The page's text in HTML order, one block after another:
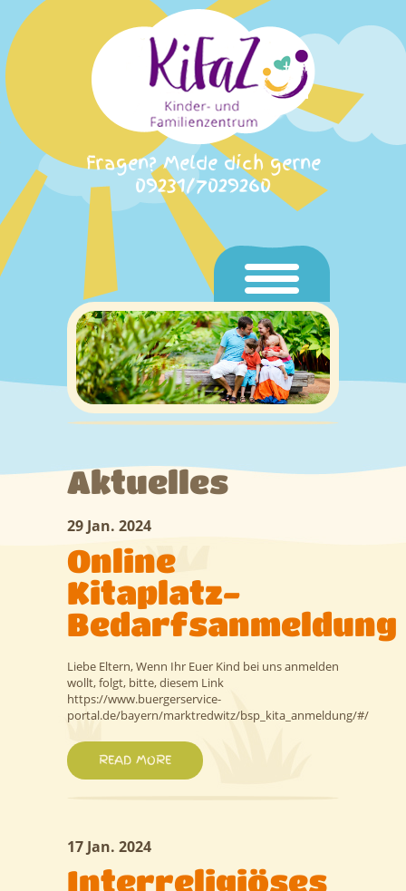
Fragen? Melde dich gerne
09231/7029260
Home
Aktuelles
Unser KiFaZ
Informationen
Kontakt
Aktuelles
29 Jan. 2024
Online
Kitaplatz-
Bedarfsanmeldung
Liebe Eltern, Wenn Ihr Euer Kind bei uns anmelden
wollt, folgt, bitte, diesem Link
https://www.buergerservice-
portal.de/bayern/marktredwitz/bsp_kita_anmeldung/#/
READ MORE
17 Jan. 2024
Interreligiöses